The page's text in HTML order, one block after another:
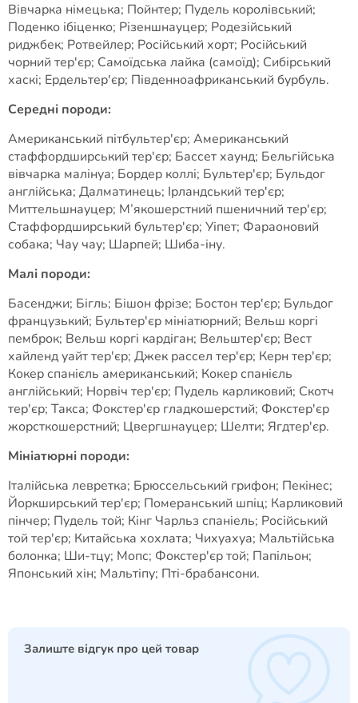
Вівчарка німецька; Пойнтер; Пудель королівський;
Поденко ібіценко; Різеншнауцер; Родезійський
риджбек; Ротвейлер; Російський хорт; Російський
чорний тер'єр; Самоїдська лайка (самоїд); Сибірський
хаскі; Ердельтер'єр; Південноафриканський бурбуль.
Середні породи:
Американський пітбультер'єр; Американський
стаффордширський тер'єр; Бассет хаунд; Бельгійська
вівчарка малінуа; Бордер коллі; Бультер'єр; Бульдог
англійська; Далматинець; Ірландський тер'єр;
Миттельшнауцер; М’якошерстний пшеничний тер'єр;
Стаффордширський бультер'єр; Уіпет; Фараоновий
собака; Чау чау; Шарпей; Шиба-іну.
Малі породи:
Басенджи; Бігль; Бішон фрізе; Бостон тер'єр; Бульдог
французький; Бультер'єр мініатюрний; Вельш коргі
пемброк; Вельш коргі кардіган; Вельштер'єр; Вест
хайленд уайт тер'єр; Джек рассел тер'єр; Керн тер'єр;
Кокер спанієль американський; Кокер спанієль
англійський; Норвіч тер'єр; Пудель карликовий; Скотч
тер'єр; Такса; Фокстер'єр гладкошерстий; Фокстер'єр
жорсткошерстний; Цвергшнауцер; Шелти; Ягдтер'єр.
Мініатюрні породи:
Італійська левретка; Брюссельський грифон; Пекінес;
Йоркширський тер'єр; Померанський шпіц; Карликовий
пінчер; Пудель той; Кінг Чарльз спаніель; Російський
той тер'єр; Китайська хохлата; Чихуахуа; Мальтійська
болонка; Ши-тцу; Мопс; Фокстер'єр той; Папільон;
Японський хін; Мальтіпу; Пті-брабансони.
Залиште відгук про цей товар